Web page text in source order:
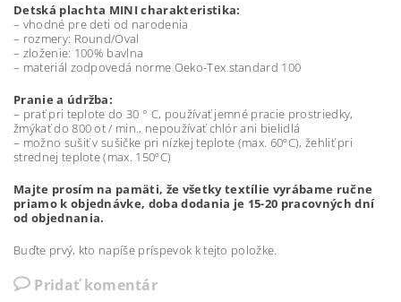
Detská plachta MINI charakteristika:
– vhodné pre deti od narodenia
– rozmery: Round/Oval
– zloženie: 100% bavlna
– materiál zodpovedá norme Oeko-Tex standard 100
Pranie a údržba:
– prať pri teplote do 30 ° C, používať jemné pracie prostriedky,
žmýkať do 800 ot / min., nepoužívať chlór ani bielidlá
– možno sušiť v sušičke pri nízkej teplote (max. 60ºC), žehliť pri
strednej teplote (max. 150ºC)
Majte prosím na pamäti, že všetky textílie vyrábame ručne
priamo k objednávke, doba dodania je 15-20 pracovných dní
od objednania.
Buďte prvý, kto napíše príspevok k tejto položke.
Pridať komentár